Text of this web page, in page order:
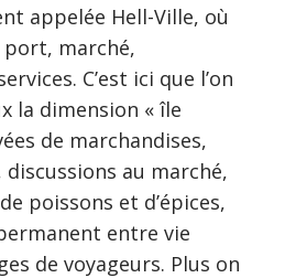
appelée Hell-Ville, où
marché,
C’est ici que l’on
la dimension « île
de marchandises,
au marché,
poissons et d’épices,
entre vie
de voyageurs. Plus on